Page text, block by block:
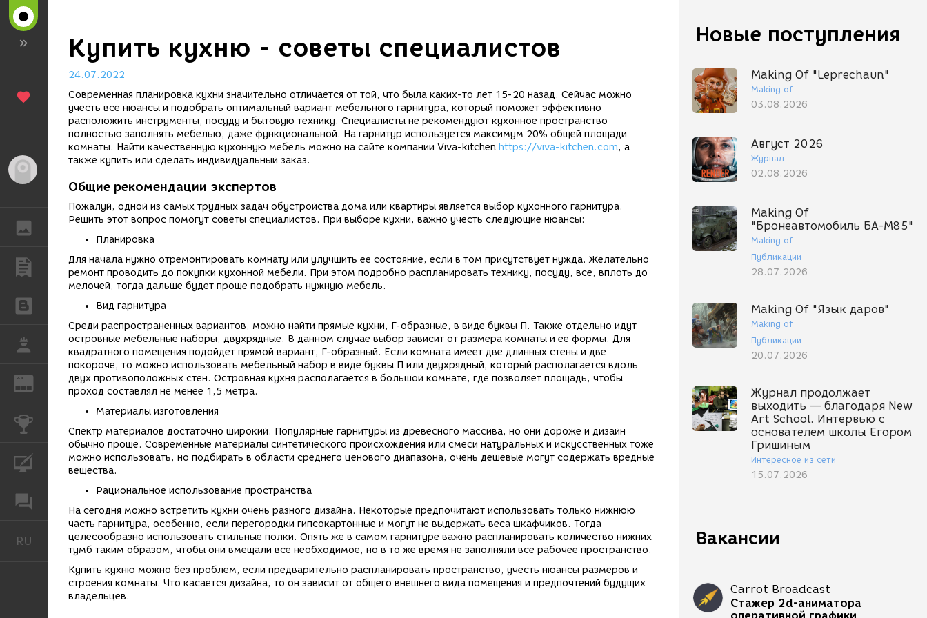
ГАЛЕРЕЯ
ПУБЛИКАЦИИ
РАБОТА
REN ЖУРНАЛ
КУРСЫ
RU Русский
Новые поступления
Making Of "Leprechaun"
Making of
03.08.2026
Август 2026
Журнал
02.08.2026
Making Of
"Бронеавтомобиль БА-М85"
Making of
Публикации
28.07.2026
Making Of "Язык даров"
Making of
Публикации
20.07.2026
Журнал продолжает
выходить — благодаря New
Art School. Интервью с
основателем школы Егором
Гришиным
Интересное из сети
15.07.2026
Вакансии
Carrot Broadcast
Стажер 2d-аниматора
Купить кухню - советы специалистов
24.07.2022
Современная планировка кухни значительно отличается от той, что была каких-то лет 15-20 назад. Сейчас можно
учесть все нюансы и подобрать оптимальный вариант мебельного гарнитура, который поможет эффективно
расположить инструменты, посуду и бытовую технику. Специалисты не рекомендуют кухонное пространство
полностью заполнять мебелью, даже функциональной. На гарнитур используется максимум 20% общей площади
комнаты. Найти качественную кухонную мебель можно на сайте компании Viva-kitchen https://viva-kitchen.com, а
также купить или сделать индивидуальный заказ.
Общие рекомендации экспертов
Пожалуй, одной из самых трудных задач обустройства дома или квартиры является выбор кухонного гарнитура.
Решить этот вопрос помогут советы специалистов. При выборе кухни, важно учесть следующие нюансы:
Планировка
Для начала нужно отремонтировать комнату или улучшить ее состояние, если в том присутствует нужда. Желательно
ремонт проводить до покупки кухонной мебели. При этом подробно распланировать технику, посуду, все, вплоть до
мелочей, тогда дальше будет проще подобрать нужную мебель.
Вид гарнитура
Среди распространенных вариантов, можно найти прямые кухни, Г-образные, в виде буквы П. Также отдельно идут
островные мебельные наборы, двухрядные. В данном случае выбор зависит от размера комнаты и ее формы. Для
квадратного помещения подойдет прямой вариант, Г-образный. Если комната имеет две длинных стены и две
покороче, то можно использовать мебельный набор в виде буквы П или двухрядный, который располагается вдоль
двух противоположных стен. Островная кухня располагается в большой комнате, где позволяет площадь, чтобы
проход составлял не менее 1,5 метра.
Материалы изготовления
Спектр материалов достаточно широкий. Популярные гарнитуры из древесного массива, но они дороже и дизайн
обычно проще. Современные материалы синтетического происхождения или смеси натуральных и искусственных тоже
можно использовать, но подбирать в области среднего ценового диапазона, очень дешевые могут содержать вредные
вещества.
Рациональное использование пространства
На сегодня можно встретить кухни очень разного дизайна. Некоторые предпочитают использовать только нижнюю
часть гарнитура, особенно, если перегородки гипсокартонные и могут не выдержать веса шкафчиков. Тогда
целесообразно использовать стильные полки. Опять же в самом гарнитуре важно распланировать количество нижних
тумб таким образом, чтобы они вмещали все необходимое, но в то же время не заполняли все рабочее пространство.
Купить кухню можно без проблем, если предварительно распланировать пространство, учесть нюансы размеров и
строения комнаты. Что касается дизайна, то он зависит от общего внешнего вида помещения и предпочтений будущих
владельцев.